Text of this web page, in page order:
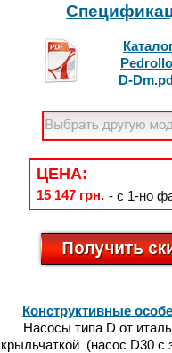
Pedrollo
D-Dm
ЦЕНА:
15 147 грн. - с 1-но
Конструктивные
Насосы типа D от
крыльчаткой (насос D30 с